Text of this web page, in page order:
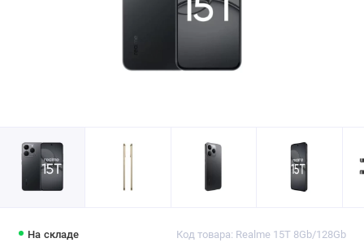
На складе Код товара: Realme 15T 8Gb/128Gb